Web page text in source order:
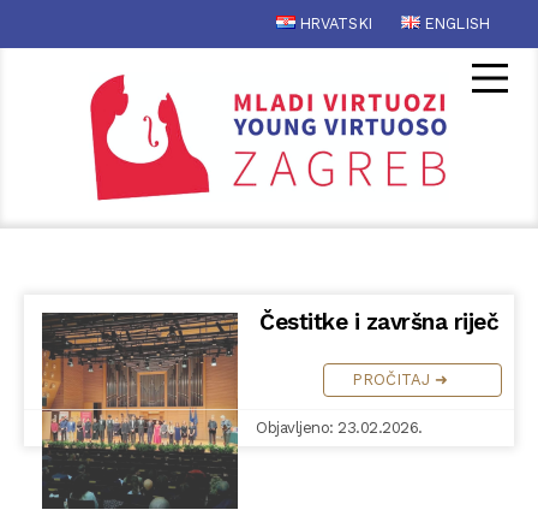
HRVATSKI ENGLISH
Čestitke i završna riječ
PROČITAJ ➜
Objavljeno: 23.02.2026.